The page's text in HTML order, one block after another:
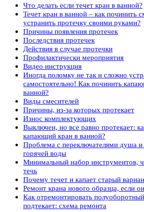
Что делать если течет кран в ванной?
Течет кран в ванной – как починить
устранить протечку своими руками?
Причины появления протечек
Последствия протечек
Действия в случае протечки
Профилактически мероприятия
Видео инструкция
Иногда поломку не так и сложно
самостоятельно! Как починить
ванной?
Виды смесителей
Причины, из-за которых протекает
Износ комплектующих
Выключен, но все равно протекает:
капающий кран в ванной?
Проблема с переключателями душа
горячей воды
Минимальный набор инструментов,
течь
Почему течет и капает старый
Ремонт крана нового образца, если
Как отремонтировать
подтекает: схема ремонта